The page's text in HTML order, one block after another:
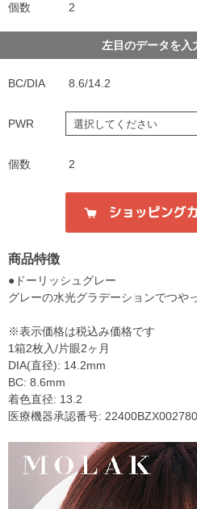
個数 2
左目のデータを入
BC/DIA 8.6/14.2
PWR
個数 2
商品特徴
●ドーリッシュグレー
グレーの水光グラデーションでつや
※表示価格は税込み価格です
1箱2枚入/片眼2ヶ月
DIA(直径): 14.2mm
BC: 8.6mm
着色直径: 13.2
医療機器承認番号: